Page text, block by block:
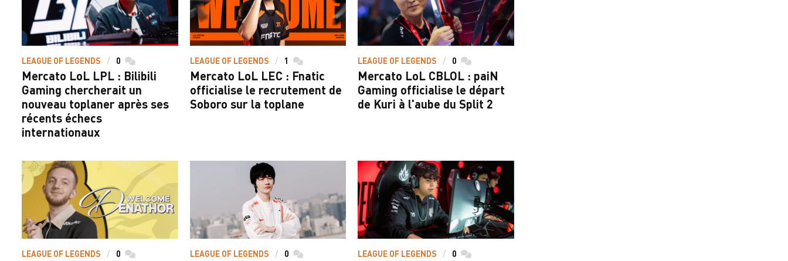
LEAGUE OF LEGENDS 0 commentaires
Mercato LoL LPL : Bilibili
Gaming chercherait un
nouveau toplaner après ses
récents échecs
internationaux
LEAGUE OF LEGENDS 1 commentaires
Mercato LoL LEC : Fnatic
officialise le recrutement de
Soboro sur la toplane
LEAGUE OF LEGENDS 0 commentaires
Mercato LoL CBLOL : paiN
Gaming officialise le départ
de Kuri à l'aube du Split 2
LEAGUE OF LEGENDS 0 commentaires LEAGUE OF LEGENDS 0 commentaires LEAGUE OF LEGENDS 0 commentaires